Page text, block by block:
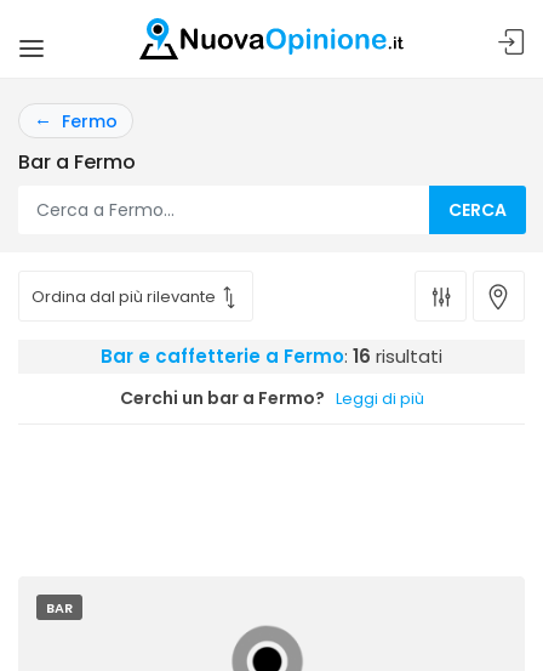
Fermo
Bar a Fermo
CERCA
Bar e caffetterie a Fermo: 16 risultati
Cerchi un bar a Fermo? Leggi di più
BAR